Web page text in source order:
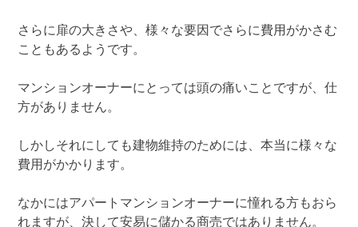
さらに扉の大きさや、様々な要因でさらに費用がかさむ
こともあるようです。
マンションオーナーにとっては頭の痛いことですが、仕
方がありません。
しかしそれにしても建物維持のためには、本当に様々な
費用がかかります。
なかにはアパートマンションオーナーに憧れる方もおら
れますが、決して安易に儲かる商売ではありません。